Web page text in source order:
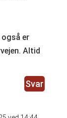
er
Altid
Svar